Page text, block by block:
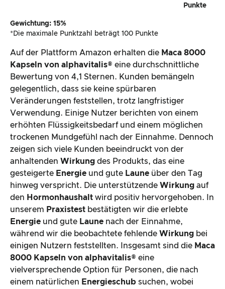
Punkte
Gewichtung: 15%
*Die maximale Punktzahl beträgt 100 Punkte
Auf der Plattform Amazon erhalten die Maca 8000
Kapseln von alphavitalis® eine durchschnittliche
Bewertung von 4,1 Sternen. Kunden bemängeln
gelegentlich, dass sie keine spürbaren
Veränderungen feststellen, trotz langfristiger
Verwendung. Einige Nutzer berichten von einem
erhöhten Flüssigkeitsbedarf und einem möglichen
trockenen Mundgefühl nach der Einnahme. Dennoch
zeigen sich viele Kunden beeindruckt von der
anhaltenden Wirkung des Produkts, das eine
gesteigerte Energie und gute Laune über den Tag
hinweg verspricht. Die unterstützende Wirkung auf
den Hormonhaushalt wird positiv hervorgehoben. In
unserem Praxistest bestätigten wir die erlebte
Energie und gute Laune nach der Einnahme,
während wir die beobachtete fehlende Wirkung bei
einigen Nutzern feststellten. Insgesamt sind die Maca
8000 Kapseln von alphavitalis® eine
vielversprechende Option für Personen, die nach
einem natürlichen Energieschub suchen, wobei